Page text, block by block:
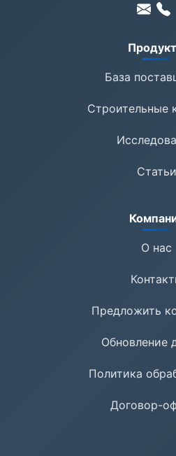
База
Строительные
Статьи
О нас
Предложить
Обновление
Политика
Договор-